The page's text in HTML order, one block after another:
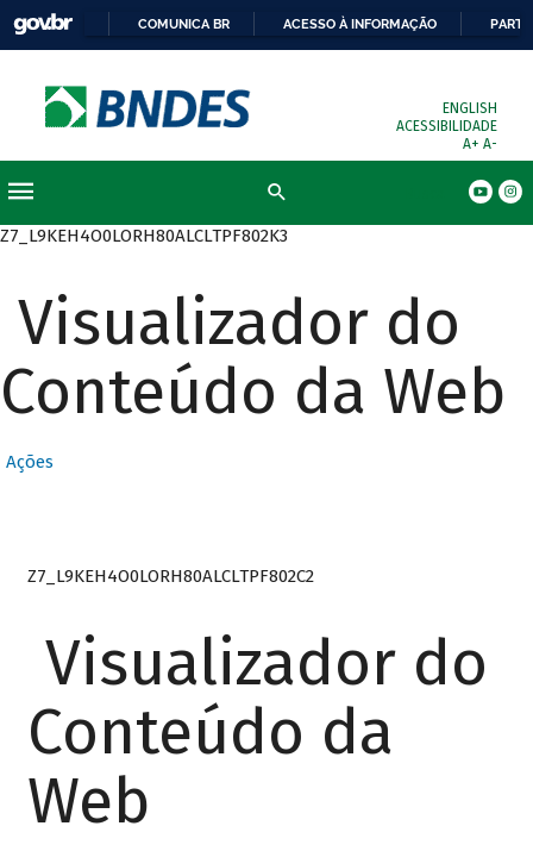
COMUNICA BR ACESSO À INFORMAÇÃO
ENGLISH
ACESSIBILIDADE
A+ A-
Z7_L9KEH4O0LORH80ALCLTPF802K3
Visualizador do
Conteúdo da Web
Ações
Z7_L9KEH4O0LORH80ALCLTPF802C2
Visualizador do
Conteúdo da
Web